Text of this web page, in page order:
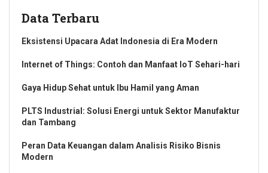
Data Terbaru
Eksistensi Upacara Adat Indonesia di Era Modern
Internet of Things: Contoh dan Manfaat IoT Sehari-hari
Gaya Hidup Sehat untuk Ibu Hamil yang Aman
PLTS Industrial: Solusi Energi untuk Sektor Manufaktur
dan Tambang
Peran Data Keuangan dalam Analisis Risiko Bisnis
Modern